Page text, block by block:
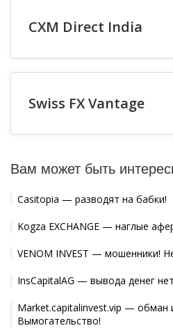
CXM Direct India
Swiss FX Vantage
Вам может быть
Casitopia — разводят на бабки!
Kogza EXCHANGE — наглые
VENOM INVEST — мошенники!
InsCapitalAG — вывода денег
Market.capitalinvest.vip — обман
Вымогательство!